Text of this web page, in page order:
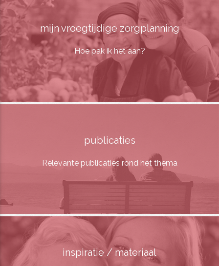
mijn vroegtijdige zorgplanning
Hoe pak ik het aan?
publicaties
Relevante publicaties rond het thema
inspiratie / materiaal